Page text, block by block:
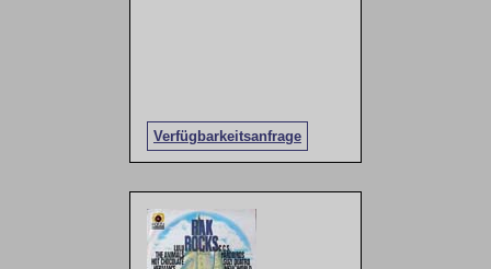
Verfügbarkeitsanfrage